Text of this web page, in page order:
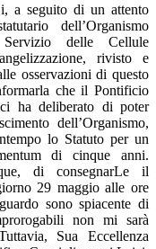
a seguito di un attento
dell’Organismo
delle Cellule
rivisto e
osservazioni di questo
che il Pontificio
ha deliberato di poter
dell’Organismo,
lo Statuto per un
di cinque anni.
di consegnarLe il
29 maggio alle ore
sono spiacente di
non mi sarà
Sua Eccellenza